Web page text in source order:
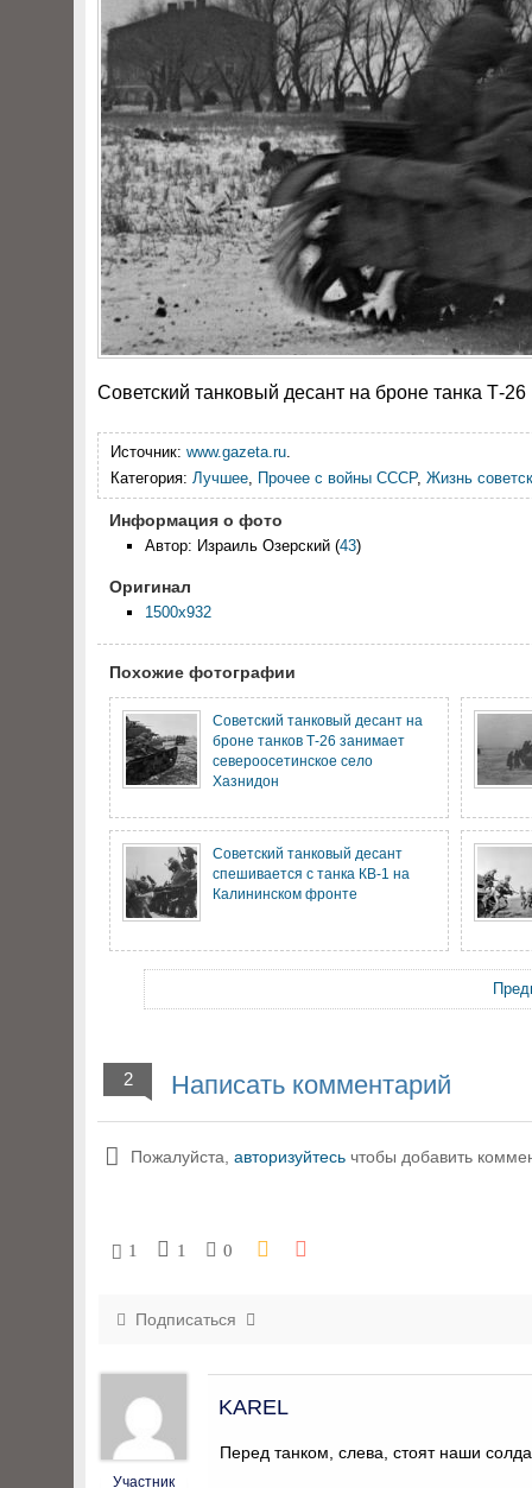
Советский танковый десант на броне танка Т-
Источник: www.gazeta.ru.
Категория: Лучшее, Прочее с войны СССР, Жизнь
Информация о фото
Автор: Израиль Озерский (43)
Оригинал
1500x932
Похожие фотографии
Советский танковый десант на
броне танков Т-26 занимает
североосетинское село
Хазнидон
Советский танковый десант
спешивается с танка КВ-1 на
Калининском фронте
2 Написать комментарий
Пожалуйста, авторизуйтесь чтобы добавить
1 1 0
Подписаться
Участник
KAREL
Перед танком, слева, стоят наши